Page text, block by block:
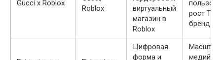
Gucci x Roblox
Roblox
виртуальный
магазин в
Roblox
рост
бренд на
Цифровая
форма и